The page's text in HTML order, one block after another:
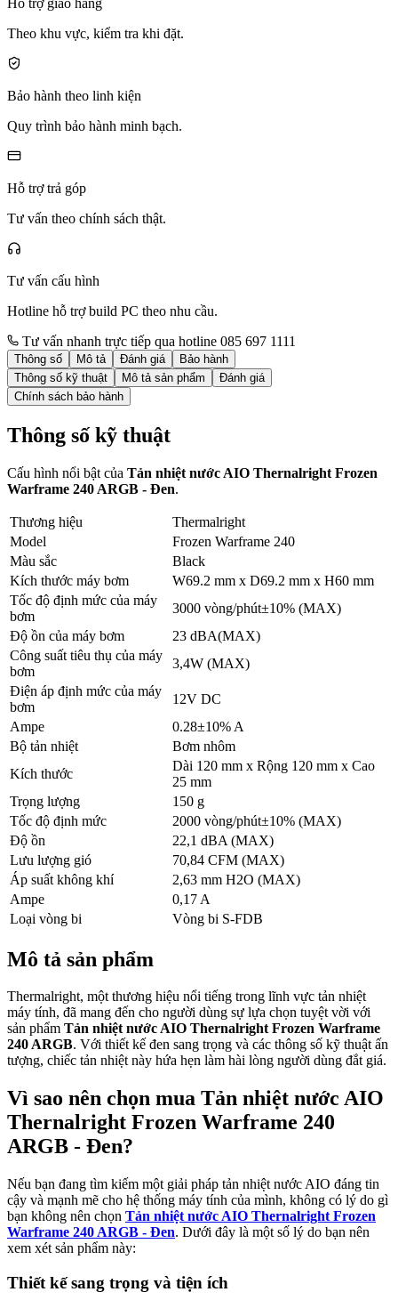
Theo khu vực, kiểm tra khi đặt.
Bảo hành theo linh kiện
Quy trình bảo hành minh bạch.
Hỗ trợ trả góp
Tư vấn theo chính sách thật.
Tư vấn cấu hình
Hotline hỗ trợ build PC theo nhu cầu.
Tư vấn nhanh trực tiếp qua hotline 085 697 1111
Thông số Mô tả Đánh giá
Bảo hành
Thông số kỹ thuật
Mô tả sản phẩm
Đánh giá
Chính sách bảo hành
Thông số kỹ thuật
Cấu hình nổi bật của Tản nhiệt nước AIO Thernalright Frozen
Warframe 240 ARGB - Đen.
Thương hiệu
Thermalright
Model
Frozen Warframe 240
Màu sắc
Black
Kích thước máy bơm
W69.2 mm x D69.2 mm x H60 mm
Tốc độ định mức của máy
bơm
3000 vòng/phút±10% (MAX)
Độ ồn của máy bơm
23 dBA(MAX)
Công suất tiêu thụ của máy
bơm
3,4W (MAX)
Điện áp định mức của máy
bơm
12V DC
Ampe
0.28±10% A
Bộ tản nhiệt
Bơm nhôm
Kích thước
Dài 120 mm x Rộng 120 mm x Cao
25 ​​mm
Trọng lượng
150 g
Tốc độ định mức
2000 vòng/phút±10% (MAX)
Độ ồn
22,1 dBA (MAX)
Lưu lượng gió
70,84 CFM (MAX)
Áp suất không khí
2,63 mm H2O (MAX)
Ampe
0,17 A
Loại vòng bi
Vòng bi S-FDB
Mô tả sản phẩm
Thermalright, một thương hiệu nổi tiếng trong lĩnh vực tản nhiệt
máy tính, đã mang đến cho người dùng sự lựa chọn tuyệt vời với
sản phẩm Tản nhiệt nước AIO Thernalright Frozen Warframe
240 ARGB. Với thiết kế đen sang trọng và các thông số kỹ thuật ấn
tượng, chiếc tản nhiệt này hứa hẹn làm hài lòng người dùng đắt giá.
Vì sao nên chọn mua Tản nhiệt nước AIO
Thernalright Frozen Warframe 240
ARGB - Đen?
Nếu bạn đang tìm kiếm một giải pháp tản nhiệt nước AIO đáng tin
cậy và mạnh mẽ cho hệ thống máy tính của mình, không có lý do gì
bạn không nên chọn Tản nhiệt nước AIO Thernalright Frozen
Warframe 240 ARGB - Đen. Dưới đây là một số lý do bạn nên
xem xét sản phẩm này:
Thiết kế sang trọng và tiện ích